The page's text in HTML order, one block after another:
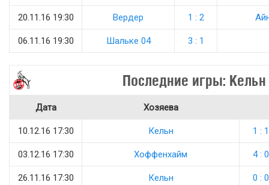
20.11.16 19:30 Вердер 1 : 2
06.11.16 19:30 Шальке 04 3 : 1
Последние игры: Кельн
Дата Хозяева
10.12.16 17:30 Кельн 1 : 1
03.12.16 17:30 Хоффенхайм 4 : 0
26.11.16 17:30 Кельн 0 : 0